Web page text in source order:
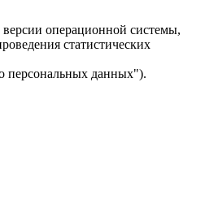
операционной системы,
статистических
персональных данных").